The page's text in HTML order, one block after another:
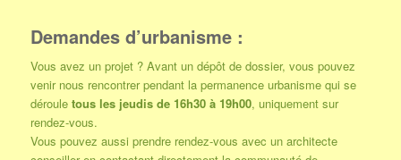
Demandes d’urbanisme :
Vous avez un projet ? Avant un dépôt de dossier, vous pouvez
venir nous rencontrer pendant la permanence urbanisme qui se
déroule tous les jeudis de 16h30 à 19h00, uniquement sur
rendez-vous.
Vous pouvez aussi prendre rendez-vous avec un architecte